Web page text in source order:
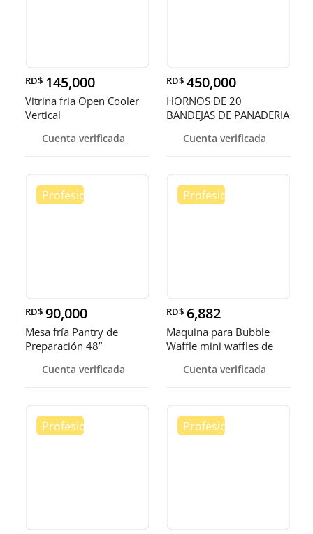
RD$ 145,000
Vitrina fria Open Cooler
Vertical
Cuenta verificada
RD$ 450,000
HORNOS DE 20
BANDEJAS DE PANADERIA
Cuenta verificada
RD$ 90,000
Mesa fría Pantry de
Preparación 48”
Cuenta verificada
RD$ 6,882
Maquina para Bubble
Waffle mini waffles de
Cuenta verificada